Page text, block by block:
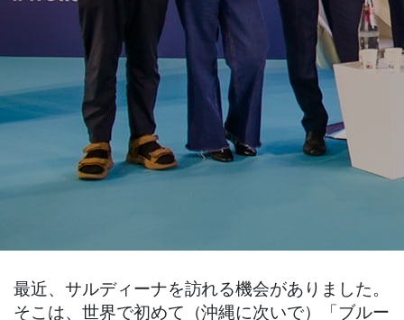
最近、サルディーナを訪れる機会がありました。
そこは、世界で初めて（沖縄に次いで）「ブルー